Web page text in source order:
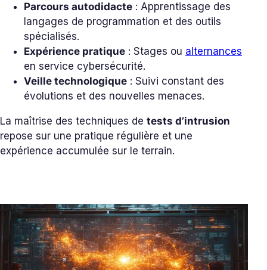
Parcours autodidacte : Apprentissage des
langages de programmation et des outils
spécialisés.
Expérience pratique : Stages ou alternances
en service cybersécurité.
Veille technologique : Suivi constant des
évolutions et des nouvelles menaces.
La maîtrise des techniques de tests d’intrusion
repose sur une pratique régulière et une
expérience accumulée sur le terrain.